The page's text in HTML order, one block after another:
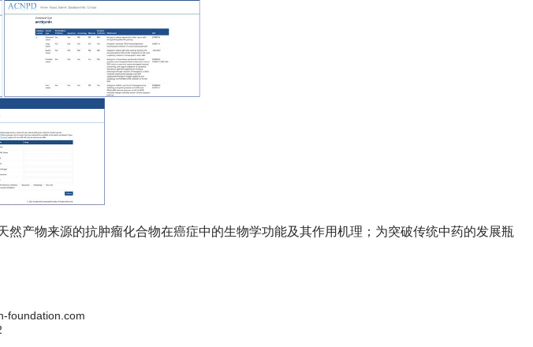
产物来源的抗肿瘤化合物在癌症中的生物学功能及其作用机理；为突破传统中药的发展瓶
foundation.com